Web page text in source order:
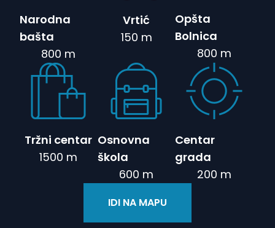
Narodna
bašta
800 m
Vrtić
150 m
Opšta
Bolnica
800 m
Tržni centar
1500 m
Osnovna
škola
600 m
Centar
grada
200 m
IDI NA MAPU